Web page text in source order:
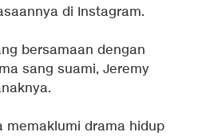
di Instagram.
bersamaan dengan
sang suami, Jeremy
memaklumi drama hidup